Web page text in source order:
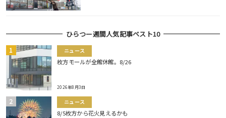
ひらつー週間人気記事ベスト10
ニュース
枚方モールが全館休館。8/26
2026年8月3日
ニュース
8/5枚方から花火見えるかも